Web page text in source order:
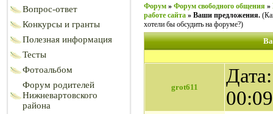
Вопрос-ответ
Конкурсы и гранты
Полезная информация
Тесты
Фотоальбом
Форум родителей
Нижневартовского
района
Форум » Форум свободного общения »
работе сайта » Ваши предложения.
хотели бы обсудить на форуме?)
grot611